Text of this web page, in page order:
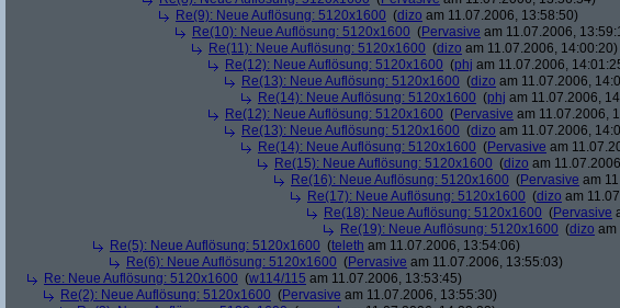
Re(9): Neue Auflösung: 5120x1600 (dizo am 11.07.2006, 13:58:50)
Re(10): Neue Auflösung: 5120x1600 (Pervasive am 11.07.2006,
Re(11): Neue Auflösung: 5120x1600 (dizo am 11.07.2006, 14:00:20)
Re(12): Neue Auflösung: 5120x1600 (phj am 11.07.2006,
Re(13): Neue Auflösung: 5120x1600 (dizo am 11.07.2006,
Re(14): Neue Auflösung: 5120x1600 (phj am 11.07.2006,
Re(12): Neue Auflösung: 5120x1600 (Pervasive am 11.07.2006,
Re(13): Neue Auflösung: 5120x1600 (dizo am 11.07.2006,
Re(14): Neue Auflösung: 5120x1600 (Pervasive am
Re(15): Neue Auflösung: 5120x1600 (dizo am
Re(16): Neue Auflösung: 5120x1600 (Pervasive am
Re(17): Neue Auflösung: 5120x1600 (dizo am
Re(18): Neue Auflösung: 5120x1600 (Pervasive
Re(19): Neue Auflösung: 5120x1600 (dizo am
Re(5): Neue Auflösung: 5120x1600 (teleth am 11.07.2006, 13:54:06)
Re(6): Neue Auflösung: 5120x1600 (Pervasive am 11.07.2006, 13:55:03)
Re: Neue Auflösung: 5120x1600 (w114/115 am 11.07.2006, 13:53:45)
Re(2): Neue Auflösung: 5120x1600 (Pervasive am 11.07.2006, 13:55:30)